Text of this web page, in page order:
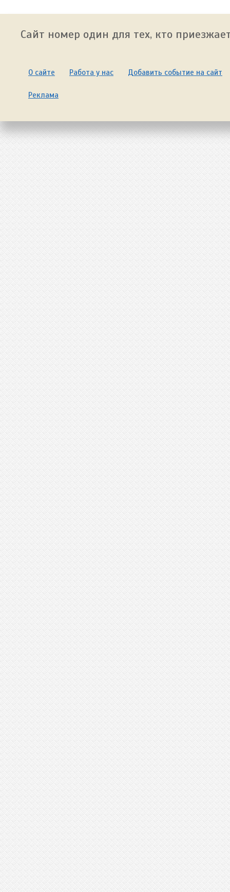
Сайт номер один для тех, кто
О сайте Работа у нас Добавить событие на сайт
Реклама